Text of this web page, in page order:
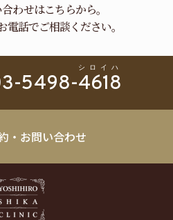
わせはこちらから。
話でご相談ください。
5498-4618
・お問い合わせ